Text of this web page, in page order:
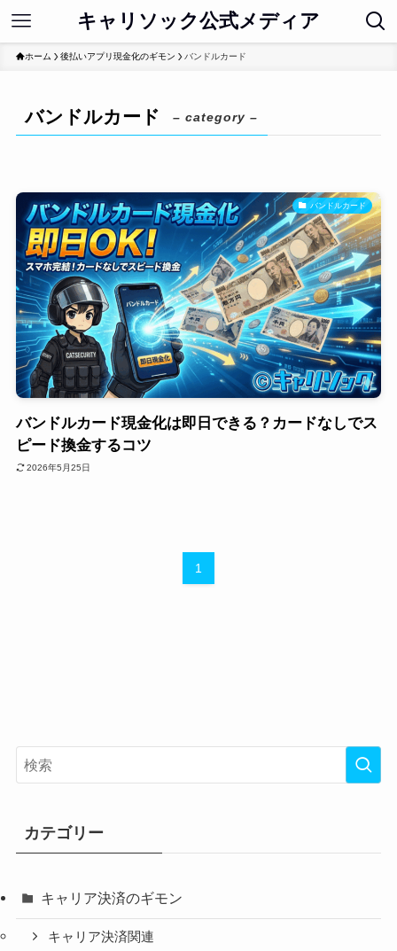
キャリソック公式メディア
ホーム 後払いアプリ現金化のギモン バンドルカード
バンドルカード – category –
バンドルカード
バンドルカード現金化は即日できる？カードなしでス
ピード換金するコツ
2026年5月25日
1
カテゴリー
キャリア決済のギモン
キャリア決済関連